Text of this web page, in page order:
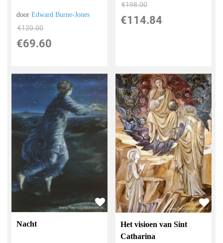
doorEdward Burne-Jones
€120.00
€69.60
€198.00
€114.84
Nacht
Het visioen van Sint
Catharina